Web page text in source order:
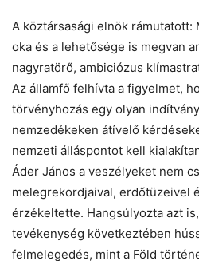
A köztársasági elnök rámutatott:
oka és a lehetősége is megvan
nagyratörő, ambiciózus
Az államfő felhívta a figyelmet,
törvényhozás egy olyan
nemzedékeken átívelő
nemzeti álláspontot kell
Áder János a veszélyeket nem
melegrekordjaival, erdőtüzeivel
érzékeltette. Hangsúlyozta azt
tevékenység következtében
felmelegedés, mint a Föld